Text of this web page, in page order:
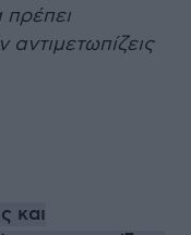
και